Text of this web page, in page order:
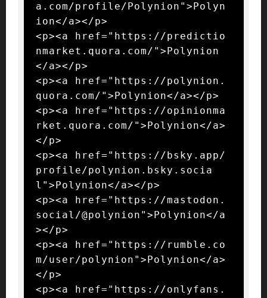
a.com/profile/Polynion">Polyn
ion</a></p>
<p><a href="https://predictio
nmarket.quora.com/">Polynion
</a></p>
<p><a href="https://polynion.
quora.com/">Polynion</a></p>
<p><a href="https://opinionma
rket.quora.com/">Polynion</a>
</p>
<p><a href="https://bsky.app/
profile/polynion.bsky.socia
l">Polynion</a></p>
<p><a href="https://mastodon.
social/@polynion">Polynion</a
></p>
<p><a href="https://rumble.co
m/user/polynion">Polynion</a>
</p>
<p><a href="https://onlyfans.